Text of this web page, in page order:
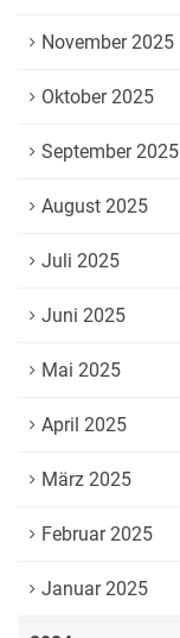
November 2025
Oktober 2025
September 2025
August 2025
Juli 2025
Juni 2025
Mai 2025
April 2025
März 2025
Februar 2025
Januar 2025